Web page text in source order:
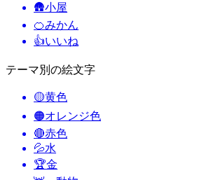
🛖小屋
🍊みかん
👍いいね
テーマ別の絵文字
🟡黄色
🟠オレンジ色
🔴赤色
💦水
🏆金